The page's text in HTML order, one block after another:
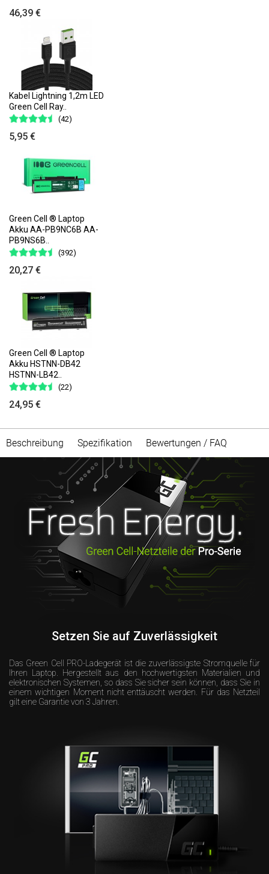
46,39 €
Kabel Lightning 1,2m LED
Green Cell Ray..
(42)
5,95 €
Green Cell ® Laptop
Akku AA-PB9NC6B AA-
PB9NS6B..
(392)
20,27 €
Green Cell ® Laptop
Akku HSTNN-DB42
HSTNN-LB42..
(22)
24,95 €
Beschreibung Spezifikation Bewertungen / FAQ
Setzen Sie auf Zuverlässigkeit
Das Green Cell PRO-Ladegerät ist die zuverlässigste Stromquelle für
Ihren Laptop. Hergestellt aus den hochwertigsten Materialien und
elektronischen Systemen, so dass Sie sicher sein können, dass Sie in
einem wichtigen Moment nicht enttäuscht werden. Für das Netzteil
gilt eine Garantie von 3 Jahren.